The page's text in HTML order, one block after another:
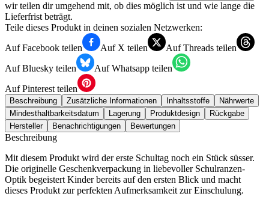
wir teilen dir umgehend mit, ob dies möglich ist und wie lange die
Lieferfrist beträgt.
Teile dieses Produkt in deinen sozialen Netzwerken:
Auf Facebook teilen
Auf X teilen
Auf Threads teilen
Auf Bluesky teilen
Auf Whatsapp teilen
Auf Pinterest teilen
Beschreibung Zusätzliche Informationen Inhaltsstoffe
Nährwerte
Mindesthaltbarkeitsdatum
Lagerung Produktdesign
Rückgabe
Hersteller
Benachrichtigungen Bewertungen
Beschreibung
Mit diesem Produkt wird der erste Schultag noch ein Stück süsser.
Die originelle Geschenkverpackung in liebevoller Schulranzen-
Optik begeistert Kinder bereits auf den ersten Blick und macht
dieses Produkt zur perfekten Aufmerksamkeit zur Einschulung.